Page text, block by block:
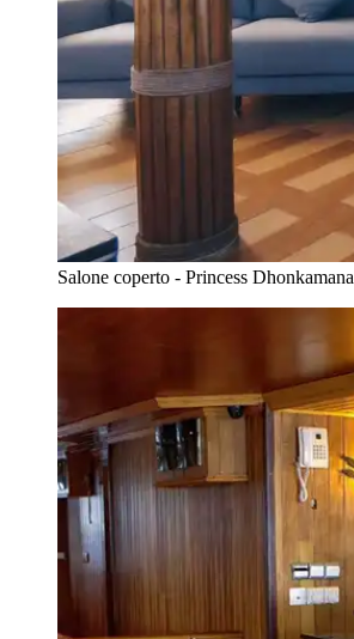
Salone coperto - Princess Dhonkamana